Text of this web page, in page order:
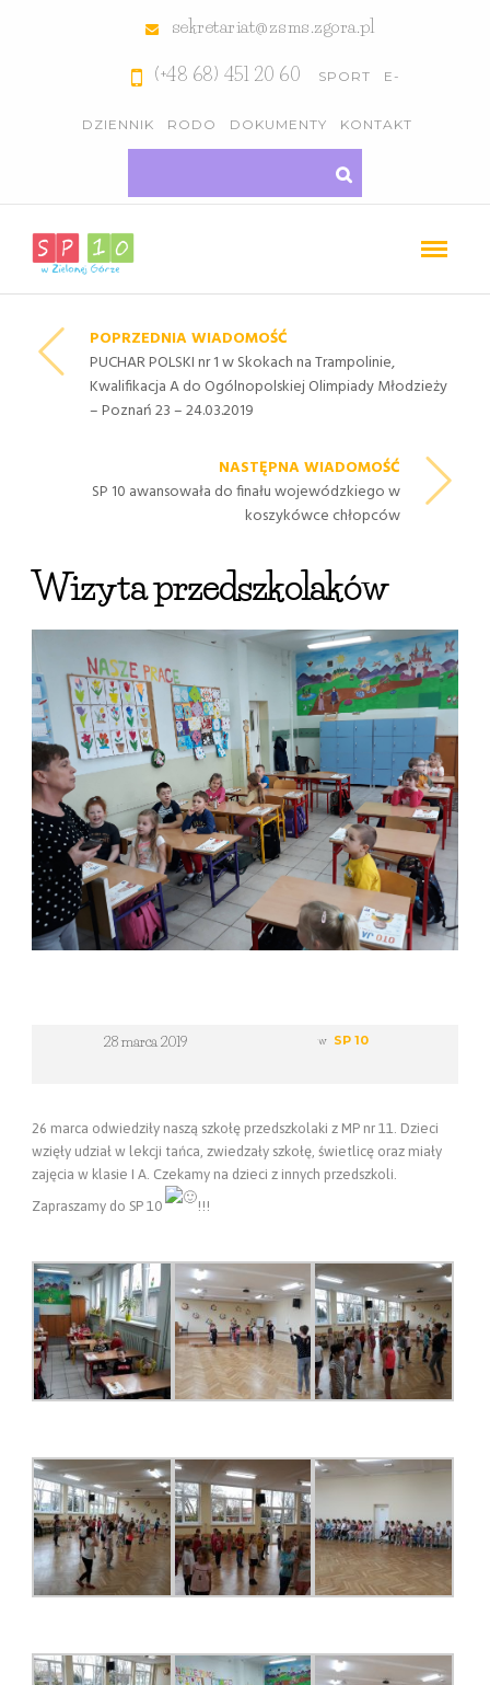
sekretariat@zsms.zgora.pl
(+48 68) 451 20 60 SPORT E-
DZIENNIK RODO DOKUMENTY KONTAKT
POPRZEDNIA WIADOMOŚĆ
PUCHAR POLSKI nr 1 w Skokach na Trampolinie,
Kwalifikacja A do Ogólnopolskiej Olimpiady Młodzieży
– Poznań 23 – 24.03.2019
NASTĘPNA WIADOMOŚĆ
SP 10 awansowała do finału wojewódzkiego w
koszykówce chłopców
Wizyta przedszkolaków
28 marca 2019 w SP 10
26 marca odwiedziły naszą szkołę przedszkolaki z MP nr 11. Dzieci
wzięły udział w lekcji tańca, zwiedzały szkołę, świetlicę oraz miały
zajęcia w klasie I A. Czekamy na dzieci z innych przedszkoli.
Zapraszamy do SP 10
!!!